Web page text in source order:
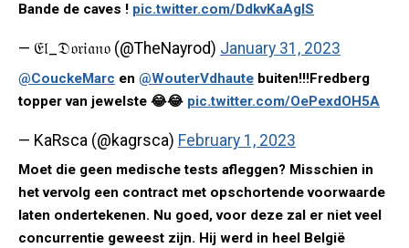
Bande de caves ! pic.twitter.com/DdkvKaAglS
— 𝔈𝔩_𝔇𝔬𝔯𝔦𝔞𝔫𝔬 (@TheNayrod) January 31, 2023
@CouckeMarc en @WouterVdhaute buiten!!!Fredberg
topper van jewelste 😂😂 pic.twitter.com/OePexdOH5A
— KaRsca (@kagrsca) February 1, 2023
Moet die geen medische tests afleggen? Misschien in
het vervolg een contract met opschortende voorwaarde
laten ondertekenen. Nu goed, voor deze zal er niet veel
concurrentie geweest zijn. Hij werd in heel België